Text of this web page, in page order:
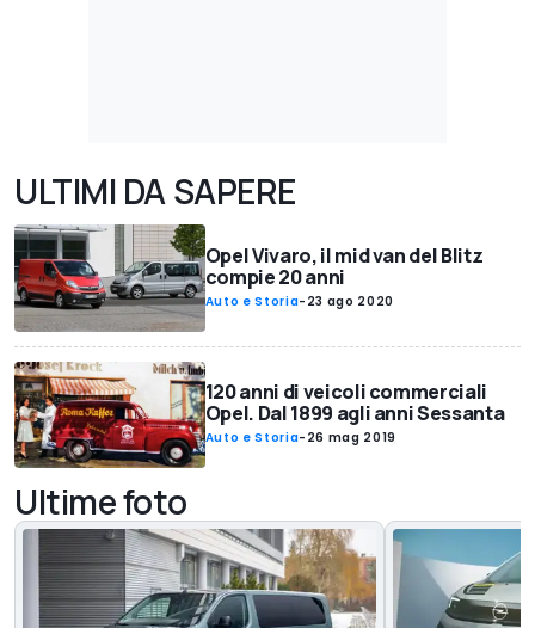
ULTIMI DA SAPERE
Opel Vivaro, il mid van del Blitz
compie 20 anni
Auto e Storia- 23 ago 2020
120 anni di veicoli commerciali
Opel. Dal 1899 agli anni Sessanta
Auto e Storia- 26 mag 2019
Ultime foto